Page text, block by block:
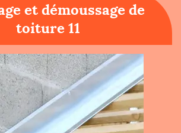
et démoussage de
toiture 11